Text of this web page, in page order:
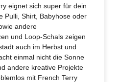
eignet sich super für dein
Pulli, Shirt, Babyhose oder
andere
und Loop-Schals zeigen
auch im Herbst und
einmal nicht die Sonne
andere kreative Projekte
mit French Terry